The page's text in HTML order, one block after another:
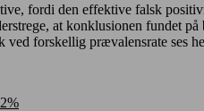
fordi den effektive falsk
at konklusionen fundet
forskellig prævalensrate ses